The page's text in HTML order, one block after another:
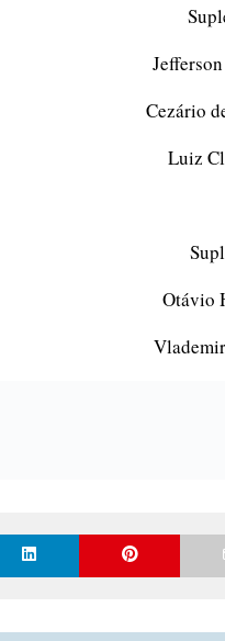
Jefferson
Cezário de
Luiz Claudio
Otávio
Vlademir